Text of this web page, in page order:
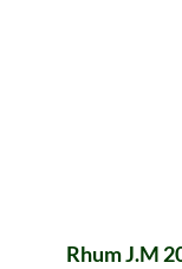
Rhum J.M